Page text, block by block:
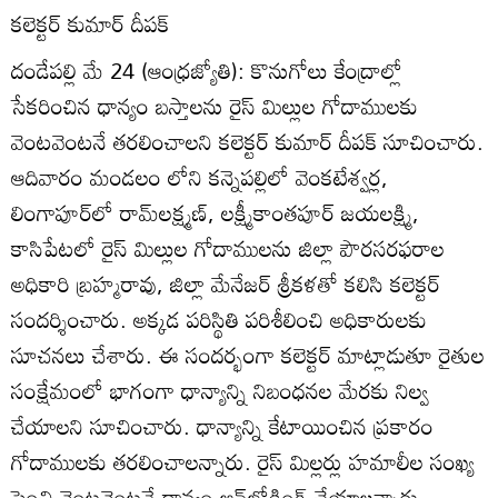
కలెక్టర్‌ కుమార్‌ దీపక్‌
దండేపల్లి మే 24 (ఆంధ్రజ్యోతి): కొనుగోలు కేంద్రాల్లో
సేకరించిన ధాన్యం బస్తాలను రైస్‌ మిల్లుల గోదాములకు
వెంటవెంటనే తరలించాలని కలెక్టర్‌ కుమార్‌ దీపక్‌ సూచించారు.
ఆదివారం మండలం లోని కన్నెపల్లిలో వెంకటేశ్వర్ల,
లింగాపూర్‌లో రామ్‌లక్ష్మణ్‌, లక్ష్మీకాంతపూర్‌ జయలక్ష్మి,
కాసిపేటలో రైస్‌ మిల్లుల గోదాములను జిల్లా పౌరసరఫరాల
అధికారి బ్రహ్మరావు, జిల్లా మేనేజర్‌ శ్రీకళతో కలిసి కలెక్టర్‌
సందర్శించారు. అక్కడ పరిస్థితి పరిశీలించి అధికారులకు
సూచనలు చేశారు. ఈ సందర్భంగా కలెక్టర్‌ మాట్లాడుతూ రైతుల
సంక్షేమంలో భాగంగా ధాన్యాన్ని నిబంధనల మేరకు నిల్వ
చేయాలని సూచించారు. ధాన్యాన్ని కేటాయించిన ప్రకారం
గోదాములకు తరలించాలన్నారు. రైస్‌ మిల్లర్లు హమాలీల సంఖ్య